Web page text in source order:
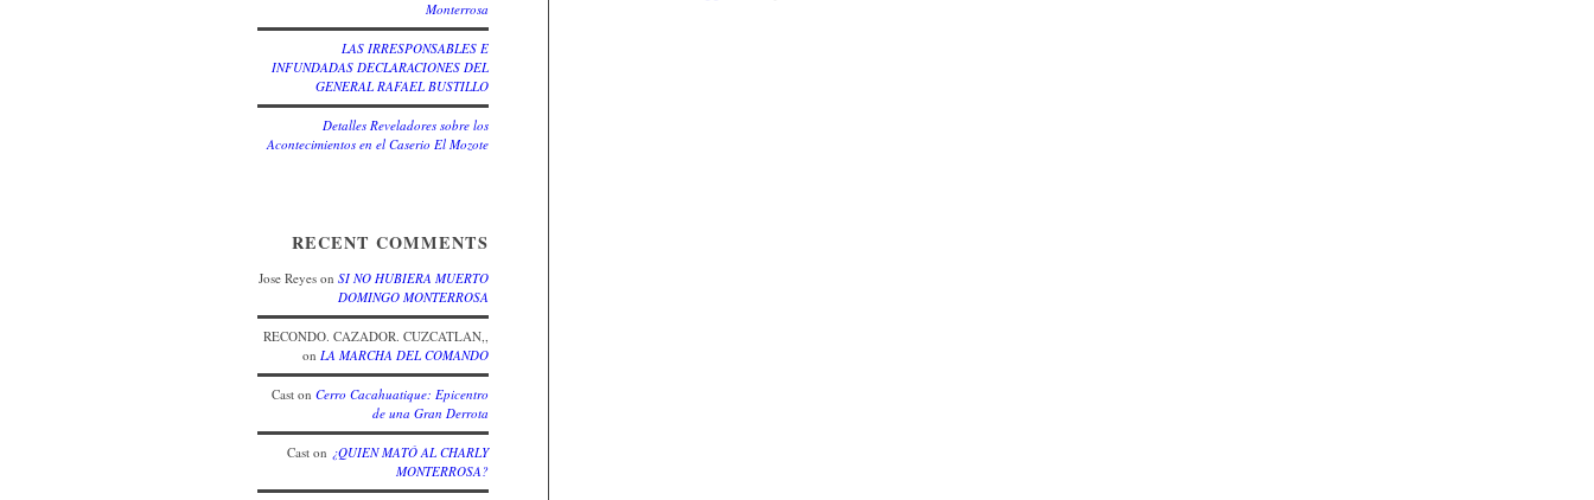
Monterrosa
LAS IRRESPONSABLES E
INFUNDADAS DECLARACIONES DEL
GENERAL RAFAEL BUSTILLO
Detalles Reveladores sobre los
Acontecimientos en el Caserio El Mozote
RECENT COMMENTS
Jose Reyeson SI NO HUBIERA MUERTO
DOMINGO MONTERROSA
RECONDO. CAZADOR. CUZCATLAN,,
on LA MARCHA DEL COMANDO
Caston Cerro Cacahuatique: Epicentro
de una Gran Derrota
Caston ¿QUIEN MATÓ AL CHARLY
MONTERROSA?